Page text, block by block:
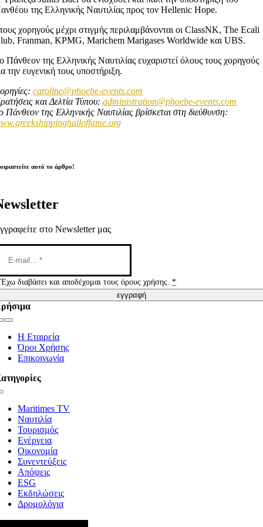
της Ελληνικής Ναυτιλίας προς τον Hellenic Hope.
χορηγούς μέχρι στιγμής περιλαμβάνονται οι ClassNK, The Ecali
Franman, KPMG, Marichem Marigases Worldwide και UBS.
Πάνθεον της Ελληνικής Ναυτιλίας ευχαριστεί όλους τους χορηγούς
την ευγενική τους υποστήριξη.
caroline@phoebe-events.com
και Δελτία Τύπου:administration@phoebe-events.com
Πάνθεον της Ελληνικής Ναυτιλίας βρίσκεται στη διεύθυνση:
αυτό το άρθρο!
στο Newsletter μας
Έχω διαβάσει και αποδέχομαι τους όρους χρήσης.*
εγγραφή
Η Εταιρεία
Όροι Χρήσης
Επικοινωνία
Maritimes TV
Ναυτιλία
Τουρισμός
Ενέργεια
Οικονομία
Συνεντεύξεις
Απόψεις
ESG
Εκδηλώσεις
Δρομολόγια